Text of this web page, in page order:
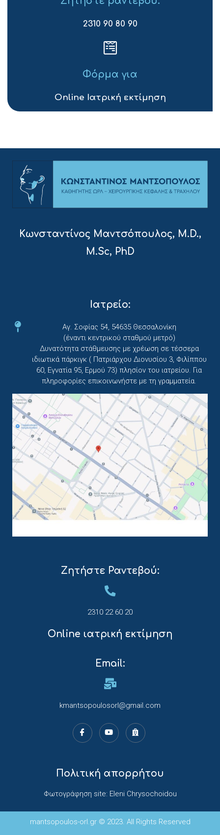
2310 90 80 90
Φόρμα για
Online Ιατρική εκτίμηση
Κωνσταντίνος Μαντσόπουλος, M.D.,
M.Sc, PhD
Ιατρείο:
Αγ. Σοφίας 54, 54635 Θεσσαλονίκη
(έναντι κεντρικού σταθμού μετρό)
Δυνατότητα στάθμευσης με χρέωση σε τέσσερα
ιδιωτικά πάρκιγκ ( Πατριάρχου Διονυσίου 3, Φιλίππου
60, Εγνατία 95, Ερμού 73) πλησίον του ιατρείου. Για
πληροφορίες επικοινωνήστε με τη γραμματεία.
Ζητήστε Ραντεβού:
2310 22 60 20
Online ιατρική εκτίμηση
Email:
kmantsopoulosorl@gmail.com
Πολιτική απορρήτου
Φωτογράφηση site: Eleni Chrysochoidou
mantsopoulos-orl.gr © 2023. All Rights Reserved